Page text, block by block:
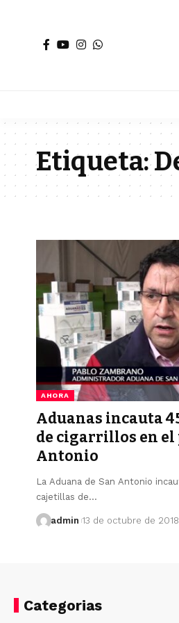
Etiqueta:
AHORA
Aduanas incauta
de cigarrillos en el
Antonio
La Aduana de San Antonio
cajetillas de…
admin 13 de octubre de 2018
Categorias